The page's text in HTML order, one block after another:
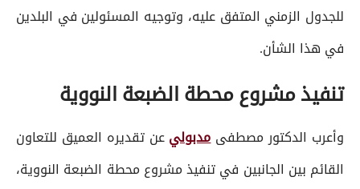
للجدول الزمني المتفق عليه، وتوجيه المسئولين في البلدين
في هذا الشأن.
تنفيذ مشروع محطة الضبعة النووية
وأعرب الدكتور مصطفىمدبوليعن تقديره العميق للتعاون
القائم بين الجانبين في تنفيذ مشروع محطة الضبعة النووية،